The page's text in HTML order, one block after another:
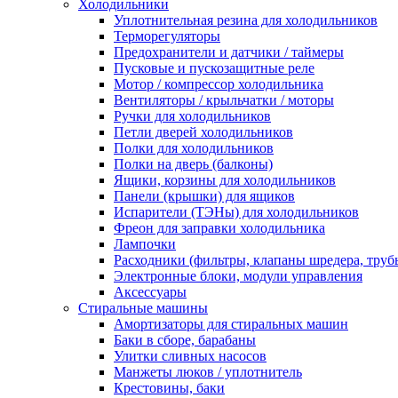
Холодильники
Уплотнительная резина для холодильников
Терморегуляторы
Предохранители и датчики / таймеры
Пусковые и пускозащитные реле
Мотор / компрессор холодильника
Вентиляторы / крыльчатки / моторы
Ручки для холодильников
Петли дверей холодильников
Полки для холодильников
Полки на дверь (балконы)
Ящики, корзины для холодильников
Панели (крышки) для ящиков
Испарители (ТЭНы) для холодильников
Фреон для заправки холодильника
Лампочки
Расходники (фильтры, клапаны шредера,
Электронные блоки, модули управления
Аксессуары
Стиральные машины
Амортизаторы для стиральных машин
Баки в сборе, барабаны
Улитки сливных насосов
Манжеты люков / уплотнитель
Крестовины, баки